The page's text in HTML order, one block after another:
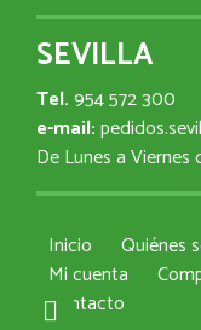
SEVILLA
Tel.954 572 300
e-mail:
De Lunes a
Inicio Quiénes
Mi cuenta
Contacto